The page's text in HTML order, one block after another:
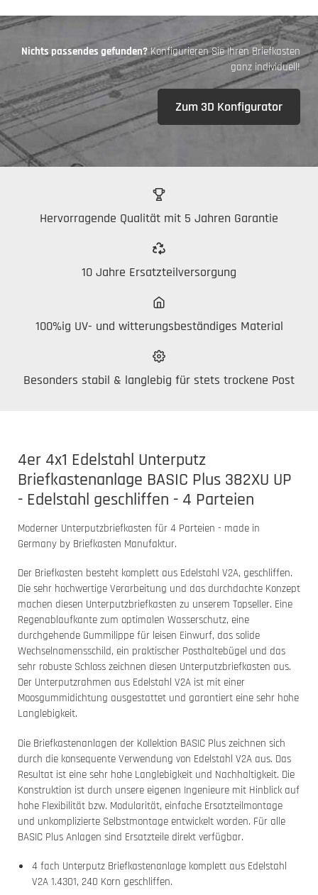
Nichts passendes gefunden?Konfigurieren Sie Ihren Briefkasten
ganz individuell!
Zum 3D Konfigurator
Hervorragende Qualität mit 5 Jahren Garantie
10 Jahre Ersatzteilversorgung
100%ig UV- und witterungsbeständiges Material
Besonders stabil & langlebig für stets trockene Post
4er 4x1 Edelstahl Unterputz
Briefkastenanlage BASIC Plus 382XU UP
- Edelstahl geschliffen - 4 Parteien
Moderner Unterputzbriefkasten für 4 Parteien - made in
Germany by Briefkasten Manufaktur.
Der Briefkasten besteht komplett aus Edelstahl V2A, geschliffen.
Die sehr hochwertige Verarbeitung und das durchdachte Konzept
machen diesen Unterputzbriefkasten zu unserem Topseller. Eine
Regenablaufkante zum optimalen Wasserschutz, eine
durchgehende Gummilippe für leisen Einwurf, das solide
Wechselnamensschild, ein praktischer Posthaltebügel und das
sehr robuste Schloss zeichnen diesen Unterputzbriefkasten aus.
Der Unterputzrahmen aus Edelstahl V2A ist mit einer
Moosgummidichtung ausgestattet und garantiert eine sehr hohe
Langlebigkeit.
Die Briefkastenanlagen der Kollektion BASIC Plus zeichnen sich
durch die konsequente Verwendung von Edelstahl V2A aus. Das
Resultat ist eine sehr hohe Langlebigkeit und Nachhaltigkeit. Die
Konstruktion ist durch unsere eigenen Ingenieure mit Hinblick auf
hohe Flexibilität bzw. Modularität, einfache Ersatzteilmontage
und unkomplizierte Selbstmontage entwickelt worden. Für alle
BASIC Plus Anlagen sind Ersatzteile direkt verfügbar.
4 fach Unterputz Briefkastenanlage komplett aus Edelstahl
V2A 1.4301, 240 Korn geschliffen.